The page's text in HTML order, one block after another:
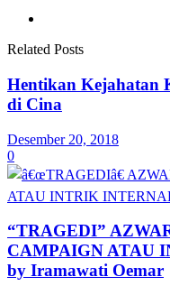
Related Posts
Hentikan Kejahatan
di Cina
Desember 20, 2018
0
“TRAGEDI”
CAMPAIGN ATAU
by Iramawati Oemar